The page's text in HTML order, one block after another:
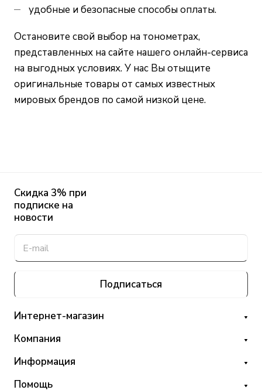
удобные и безопасные способы оплаты.
Остановите свой выбор на тонометрах,
представленных на сайте нашего онлайн-сервиса
на выгодных условиях. У нас Вы отыщите
оригинальные товары от самых известных
мировых брендов по самой низкой цене.
Скидка 3% при
подписке на
новости
Подписаться
Интернет-магазин
Компания
Информация
Помощь